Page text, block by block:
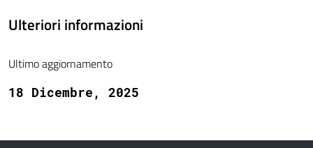
Ulteriori informazioni
Ultimo aggiornamento
18 Dicembre, 2025